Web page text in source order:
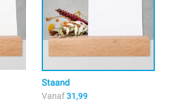
Staand
Vanaf31,99